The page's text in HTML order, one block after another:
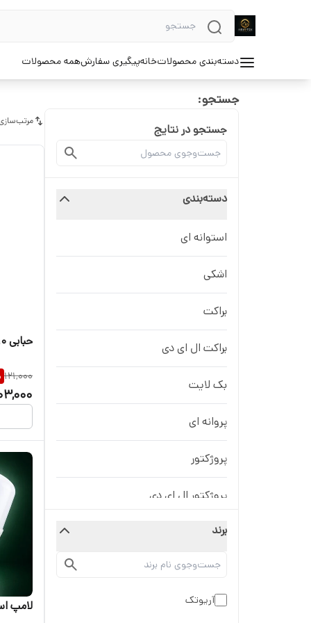
دسته‌بندی محصولاتخانهپیگیری سفارشهمه محصولات
جستجو:
جستجو در نتایج
دسته‌بندی
استوانه ای
اشکی
براکت
براکت ال ای دی
بک لایت
پروانه ای
پروژکتور
پروژکتور ال ای دی
حبابی
سنسوردار
فول لایت
برند
آریوتک
حبابی 10 وات
121,000
لامپ